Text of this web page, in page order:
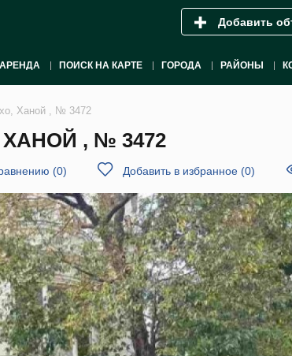
Добавить
АРЕНДА ПОИСК НА КАРТЕ ГОРОДА РАЙОНЫ
Ханой , № 3472
, № 3472
(0) Добавить в избранное (0)